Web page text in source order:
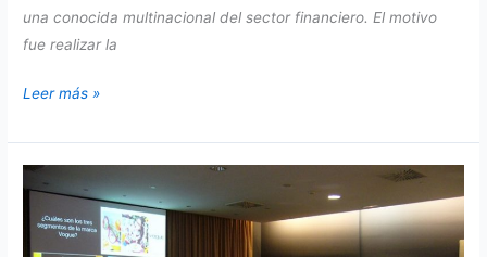
una conocida multinacional del sector financiero. El motivo
fue realizar la
Concurso
tipo
Quiz
tablets
Leer más »